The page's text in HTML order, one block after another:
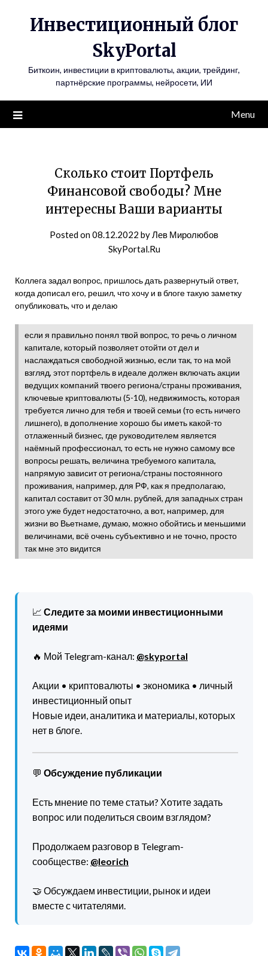
Инвестиционный блог
SkyPortal
Биткоин, инвестиции в криптовалюты, акции, трейдинг,
партнёрские программы, нейросети, ИИ
Menu
Сколько стоит Портфель
Финансовой свободы? Мне
интересны Ваши варианты
Posted on08.12.2022 byЛев Миролюбов
SkyPortal.Ru
Коллега задал вопрос, пришлось дать развернутый ответ,
когда дописал его, решил, что хочу и в блоге такую заметку
опубликовать, что и делаю
если я правильно понял твой вопрос, то речь о личном
капитале, который позволяет отойти от дел и
наслаждаться свободной жизнью, если так, то на мой
взгляд, этот портфель в идеале должен включать акции
ведущих компаний твоего региона/страны проживания,
ключевые криптовалюты (5-10), недвижимость, которая
требуется лично для тебя и твоей семьи (то есть ничего
лишнего), в дополнение хорошо бы иметь какой-то
отлаженный бизнес, где руководителем является
наёмный профессионал, то есть не нужно самому все
вопросы решать, величина требуемого капитала,
напрямую зависит от региона/страны постоянного
проживания, например, для РФ, как я предполагаю,
капитал составит от 30 млн. рублей, для западных стран
этого уже будет недостаточно, а вот, например, для
жизни во Вьетнаме, думаю, можно обойтись и меньшими
величинами, всё очень субъективно и не точно, просто
так мне это видится
📈 Следите за моими инвестиционными
идеями
🔥 Мой Telegram-канал: @skyportal
Акции • криптовалюты • экономика • личный
инвестиционный опыт
Новые идеи, аналитика и материалы, которых
нет в блоге.
💬 Обсуждение публикации
Есть мнение по теме статьи? Хотите задать
вопрос или поделиться своим взглядом?
Продолжаем разговор в Telegram-
сообществе: @leorich
🤝 Обсуждаем инвестиции, рынок и идеи
вместе с читателями.